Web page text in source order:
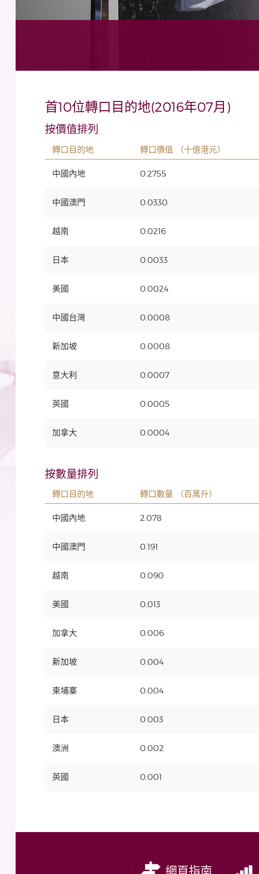
首10位轉口目的地(2016年07月)
按價值排列
轉口目的地 轉口價值 （十億港元）
中國內地 0.2755
中國澳門 0.0330
越南 0.0216
日本 0.0033
美國 0.0024
中國台灣 0.0008
新加坡 0.0008
意大利 0.0007
英國 0.0005
加拿大 0.0004
按數量排列
轉口目的地 轉口數量 （百萬升）
中國內地 2.078
中國澳門 0.191
越南 0.090
美國 0.013
加拿大 0.006
新加坡 0.004
柬埔寨 0.004
日本 0.003
澳洲 0.002
英國 0.001
網頁指南